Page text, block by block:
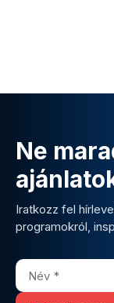
Ne
Iratkozz fel
programokról,